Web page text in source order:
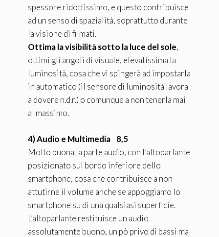
spessore ridottissimo, e questo contribuisce
ad un senso di spazialità, soprattutto durante
la visione di filmati.
Ottima la visibilità sotto la luce del sole,
ottimi gli angoli di visuale, elevatissima la
luminosità, cosa che vi spingerà ad impostarla
in automatico (il sensore di luminosità lavora
a dovere n.d.r.) o comunque a non tenerla mai
al massimo.
4) Audio e Multimedia 8,5
Molto buona la parte audio, con l’altoparlante
posizionato sul bordo inferiore dello
smartphone, cosa che contribuisce a non
attutirne il volume anche se appoggiamo lo
smartphone su di una qualsiasi superficie.
L’altoparlante restituisce un audio
assolutamente buono, un pò privo di bassi ma